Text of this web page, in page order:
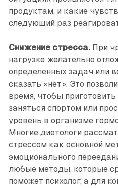
продуктам, и какие
следующий раз
Снижение стресса.При
нагрузке желательно
определенных задач или
сказать «нет». Это
время, чтобы
заняться спортом или
уровень в организме
Многие диетологи
стрессом как основной
эмоционального
любые методы, которые
поможет психолог, а для